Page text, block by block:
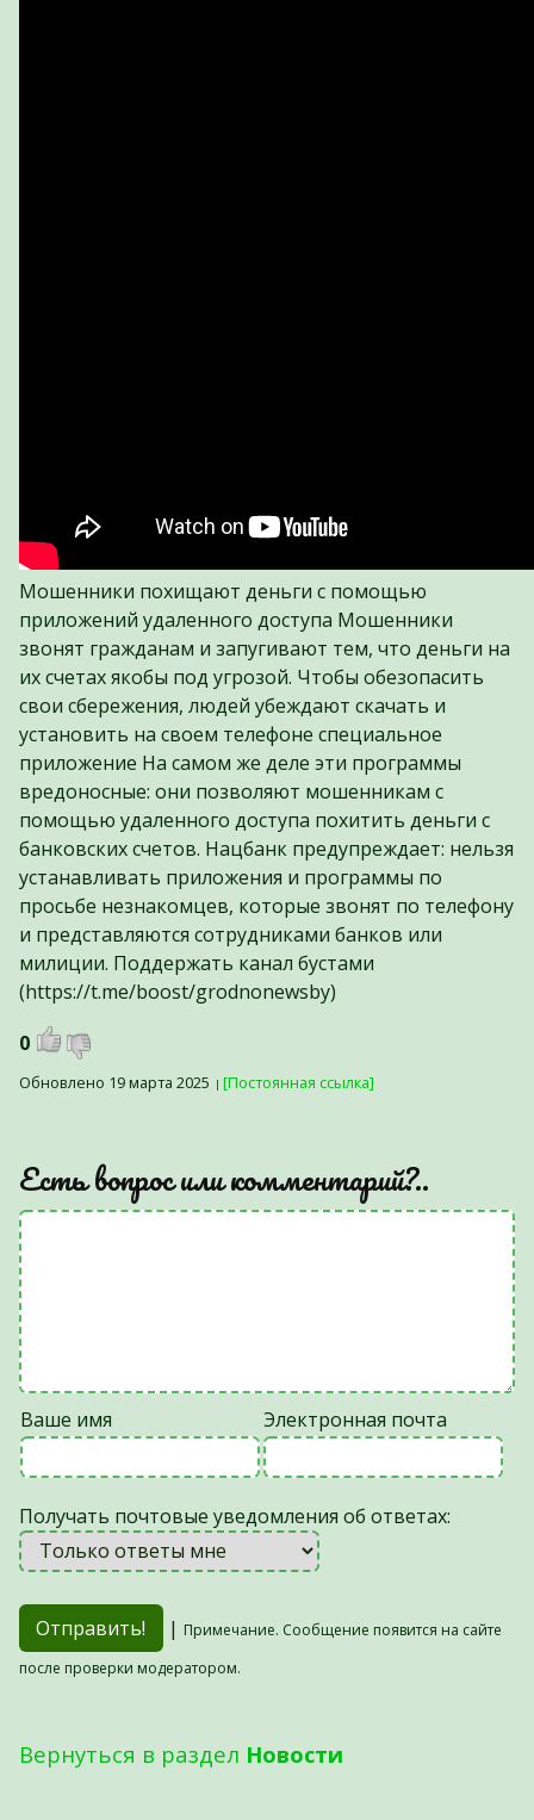
Мошенники похищают деньги с помощью
приложений удаленного доступа Мошенники
звонят гражданам и запугивают тем, что деньги на
их счетах якобы под угрозой. Чтобы обезопасить
свои сбережения, людей убеждают скачать и
установить на своем телефоне специальное
приложение На самом же деле эти программы
вредоносные: они позволяют мошенникам с
помощью удаленного доступа похитить деньги с
банковских счетов. Нацбанк предупреждает: нельзя
устанавливать приложения и программы по
просьбе незнакомцев, которые звонят по телефону
и представляются сотрудниками банков или
милиции. Поддержать канал бустами
(https://t.me/boost/grodnonewsby)
0
Обновлено 19 марта 2025 [Постоянная ссылка]
Есть вопрос или комментарий?..
Ваше имя Электронная почта
Получать почтовые уведомления об ответах:
| Примечание. Сообщение появится на сайте
после проверки модератором.
Вернуться в раздел Новости